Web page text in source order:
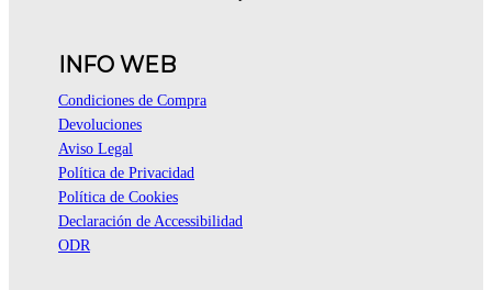
INFO WEB
Condiciones de Compra
Devoluciones
Aviso Legal
Política de Privacidad
Política de Cookies
Declaración de Accessibilidad
ODR